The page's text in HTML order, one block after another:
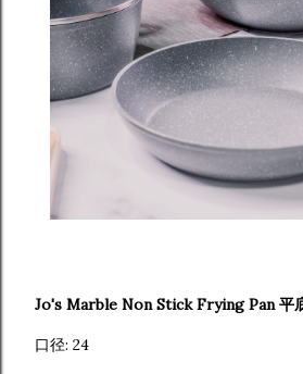
Jo's Marble Non Stick Frying Pan 平
口径: 24